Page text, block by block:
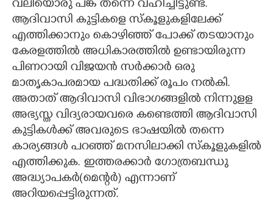
വലിയൊരു പങ്ക് തന്നെ വഹിച്ചിട്ടുണ്ട്.
ആദിവാസി കുട്ടികളെ സ്കൂളുകളിലേക്ക്
എത്തിക്കാനും കൊഴിഞ്ഞ് പോക്ക് തടയാനും
കേരളത്തിൽ അധികാരത്തിൽ ഉണ്ടായിരുന്ന
പിണറായി വിജയൻ സർക്കാർ ഒരു
മാതൃകാപരമായ പദ്ധതിക്ക് രൂപം നൽകി.
അതാത് ആദിവാസി വിഭാഗങ്ങളിൽ നിന്നുളള
അഭ്യസ്ത വിദ്യരായവരെ കണ്ടെത്തി ആദിവാസി
കുട്ടികൾക്ക് അവരുടെ ഭാഷയിൽ തന്നെ
കാര്യങ്ങൾ പറഞ്ഞ് മനസിലാക്കി സ്കൂളുകളിൽ
എത്തിക്കുക. ഇത്തരക്കാർ ഗോത്രബന്ധു
അദ്ധ്യാപകർ(മെന്റർ) എന്നാണ്
അറിയപ്പെട്ടിരുന്നത്.